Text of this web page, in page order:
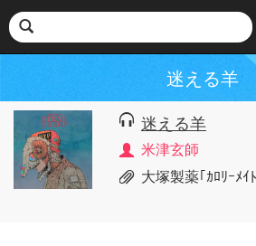
迷える羊
迷える羊
米津玄師
大塚製薬｢ｶﾛﾘｰﾒｲ